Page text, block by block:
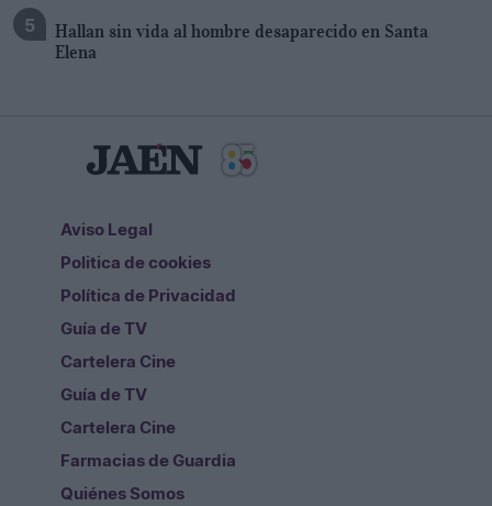
Hallan sin vida al hombre desaparecido en Santa
Elena
Aviso Legal
Politica de cookies
Política de Privacidad
Guía de TV
Cartelera Cine
Guía de TV
Cartelera Cine
Farmacias de Guardia
Quiénes Somos